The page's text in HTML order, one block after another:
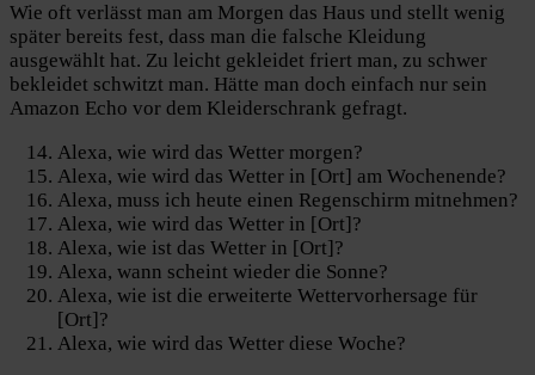
Wie oft verlässt man am Morgen das Haus und stellt wenig
später bereits fest, dass man die falsche Kleidung
ausgewählt hat. Zu leicht gekleidet friert man, zu schwer
bekleidet schwitzt man. Hätte man doch einfach nur sein
Amazon Echo vor dem Kleiderschrank gefragt.
Alexa, wie wird das Wetter morgen?
Alexa, wie wird das Wetter in [Ort] am Wochenende?
Alexa, muss ich heute einen Regenschirm mitnehmen?
Alexa, wie wird das Wetter in [Ort]?
Alexa, wie ist das Wetter in [Ort]?
Alexa, wann scheint wieder die Sonne?
Alexa, wie ist die erweiterte Wettervorhersage für
[Ort]?
Alexa, wie wird das Wetter diese Woche?